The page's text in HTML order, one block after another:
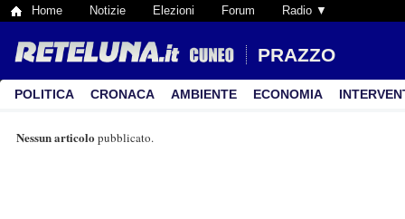
Home Notizie Elezioni Forum Radio ▼
PRAZZO
POLITICA CRONACA AMBIENTE ECONOMIA
Nessun articolo pubblicato.